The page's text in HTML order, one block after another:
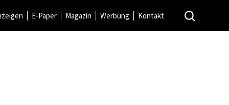
E-Paper Magazin Werbung Kontakt